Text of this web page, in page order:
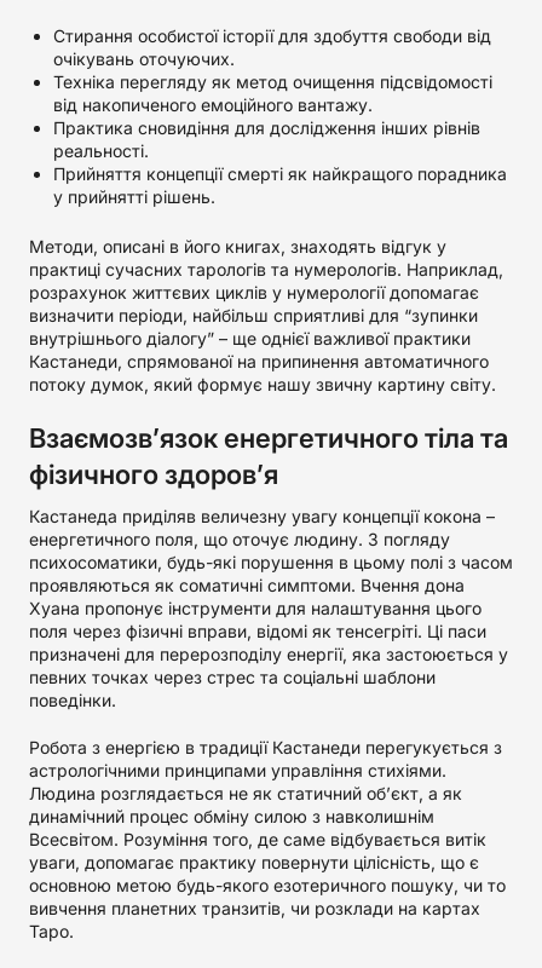
Стирання особистої історії для здобуття свободи від
очікувань оточуючих.
Техніка перегляду як метод очищення підсвідомості
від накопиченого емоційного вантажу.
Практика сновидіння для дослідження інших рівнів
реальності.
Прийняття концепції смерті як найкращого порадника
у прийнятті рішень.
Методи, описані в його книгах, знаходять відгук у
практиці сучасних тарологів та нумерологів. Наприклад,
розрахунок життєвих циклів у нумерології допомагає
визначити періоди, найбільш сприятливі для “зупинки
внутрішнього діалогу” – ще однієї важливої практики
Кастанеди, спрямованої на припинення автоматичного
потоку думок, який формує нашу звичну картину світу.
Взаємозв’язок енергетичного тіла та
фізичного здоров’я
Кастанеда приділяв величезну увагу концепції кокона –
енергетичного поля, що оточує людину. З погляду
психосоматики, будь-які порушення в цьому полі з часом
проявляються як соматичні симптоми. Вчення дона
Хуана пропонує інструменти для налаштування цього
поля через фізичні вправи, відомі як тенсегріті. Ці паси
призначені для перерозподілу енергії, яка застоюється у
певних точках через стрес та соціальні шаблони
поведінки.
Робота з енергією в традиції Кастанеди перегукується з
астрологічними принципами управління стихіями.
Людина розглядається не як статичний об’єкт, а як
динамічний процес обміну силою з навколишнім
Всесвітом. Розуміння того, де саме відбувається витік
уваги, допомагає практику повернути цілісність, що є
основною метою будь-якого езотеричного пошуку, чи то
вивчення планетних транзитів, чи розклади на картах
Таро.